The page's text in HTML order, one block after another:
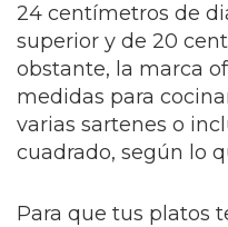
24 centímetros de
superior y de 20
obstante, la marca
medidas para
varias sartenes o
cuadrado, según lo
Para que tus platos